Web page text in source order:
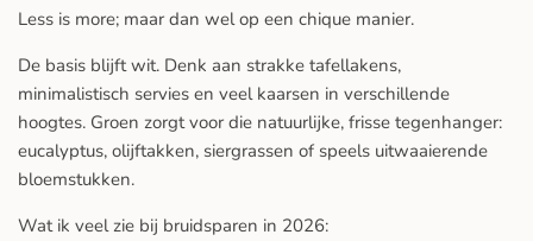
Less is more; maar dan wel op een chique manier.
De basis blijft wit. Denk aan strakke tafellakens,
minimalistisch servies en veel kaarsen in verschillende
hoogtes. Groen zorgt voor die natuurlijke, frisse tegenhanger:
eucalyptus, olijftakken, siergrassen of speels uitwaaierende
bloemstukken.
Wat ik veel zie bij bruidsparen in 2026: